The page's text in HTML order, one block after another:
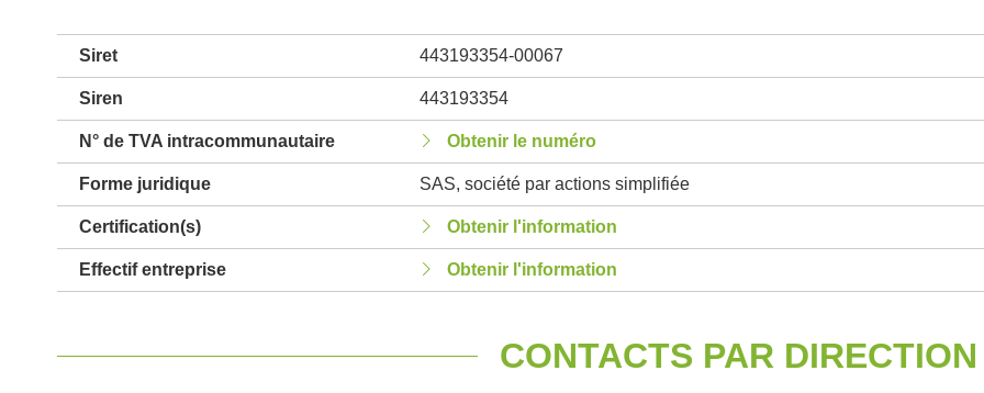
Siret 443193354-00067
Siren 443193354
N° de TVA intracommunautaire Obtenir le numéro
Forme juridique SAS, société par actions simplifiée
Certification(s) Obtenir l'information
Effectif entreprise Obtenir l'information
CONTACTS PAR DIRECTION